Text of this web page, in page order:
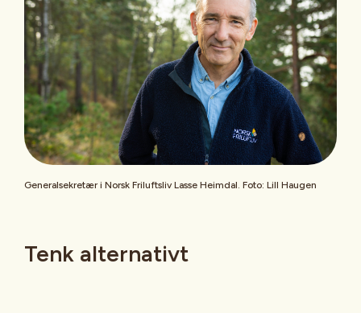
Generalsekretær i Norsk Friluftsliv Lasse Heimdal. Foto: Lill Haugen
Tenk alternativt